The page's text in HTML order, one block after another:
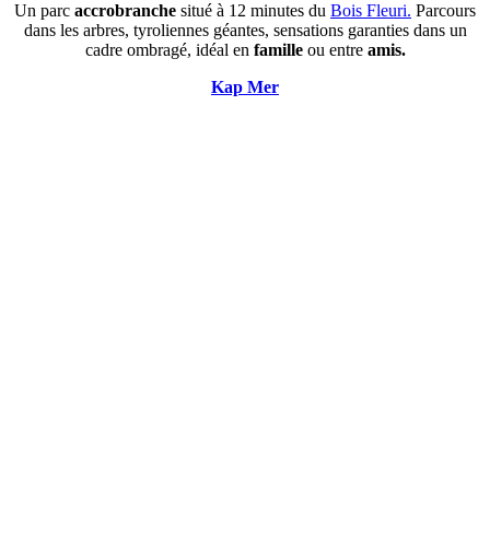
Un parc accrobranche situé à 12 minutes du Bois Fleuri. Parcours
dans les arbres, tyroliennes géantes, sensations garanties dans un
cadre ombragé, idéal en familleou entre amis.
Kap Mer